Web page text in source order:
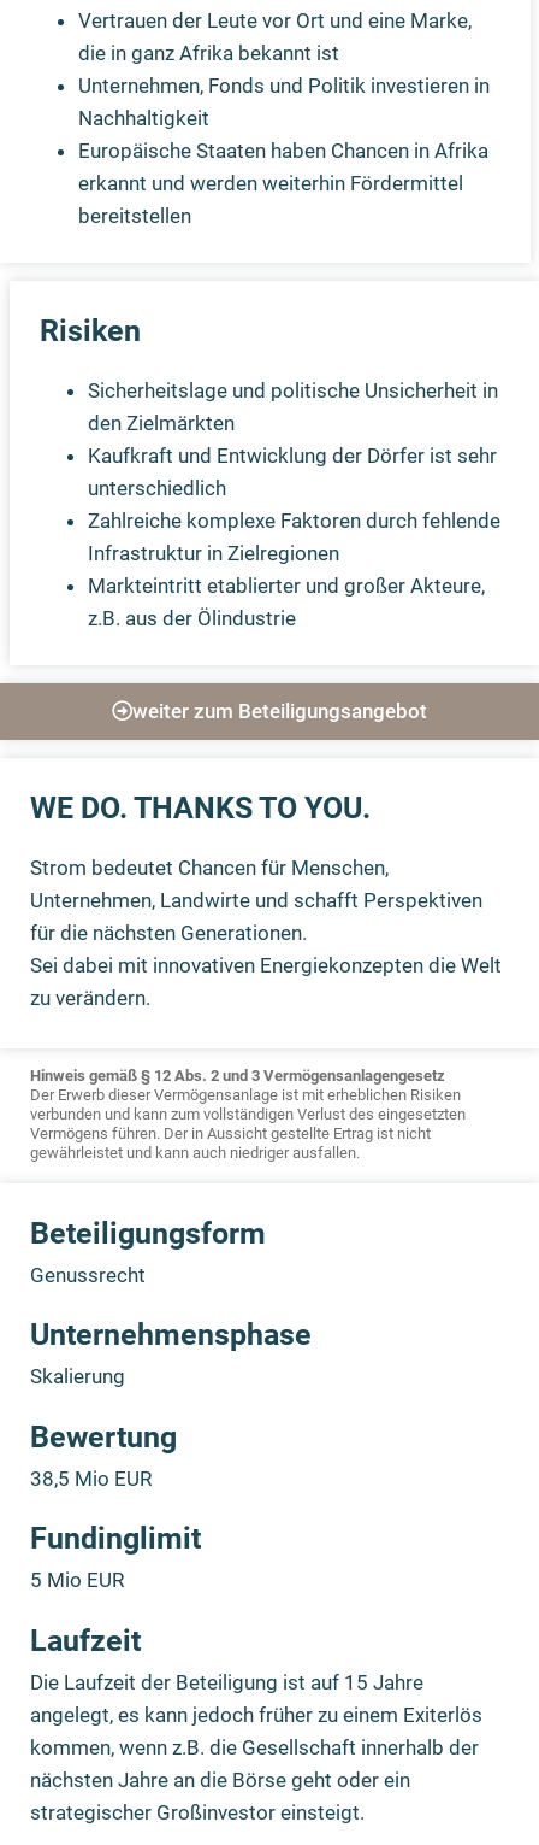
Vertrauen der Leute vor Ort und eine Marke,
die in ganz Afrika bekannt ist
Unternehmen, Fonds und Politik investieren in
Nachhaltigkeit
Europäische Staaten haben Chancen in Afrika
erkannt und werden weiterhin Fördermittel
bereitstellen
Risiken
Sicherheitslage und politische Unsicherheit in
den Zielmärkten
Kaufkraft und Entwicklung der Dörfer ist sehr
unterschiedlich
Zahlreiche komplexe Faktoren durch fehlende
Infrastruktur in Zielregionen
Markteintritt etablierter und großer Akteure,
z.B. aus der Ölindustrie
weiter zum Beteiligungsangebot
WE DO. THANKS TO YOU.
Strom bedeutet Chancen für Menschen,
Unternehmen, Landwirte und schafft Perspektiven
für die nächsten Generationen.
Sei dabei mit innovativen Energiekonzepten die Welt
zu verändern.
Hinweis gemäß § 12 Abs. 2 und 3 Vermögensanlagengesetz
Der Erwerb dieser Vermögensanlage ist mit erheblichen Risiken
verbunden und kann zum vollständigen Verlust des eingesetzten
Vermögens führen. Der in Aussicht gestellte Ertrag ist nicht
gewährleistet und kann auch niedriger ausfallen.
Beteiligungsform
Genussrecht
Unternehmensphase
Skalierung
Bewertung
38,5 Mio EUR
Fundinglimit
5 Mio EUR
Laufzeit
Die Laufzeit der Beteiligung ist auf 15 Jahre
angelegt, es kann jedoch früher zu einem Exiterlös
kommen, wenn z.B. die Gesellschaft innerhalb der
nächsten Jahre an die Börse geht oder ein
strategischer Großinvestor einsteigt.